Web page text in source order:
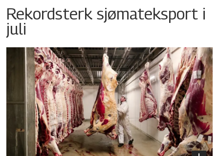
Rekordsterk sjømateksport i
juli